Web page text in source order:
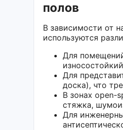
полов
В зависимости от
используются
Для
Для
доска), что
В зонах open-
стяжка,
Для